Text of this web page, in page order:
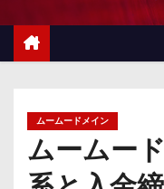
ムームードメイン
ムームー